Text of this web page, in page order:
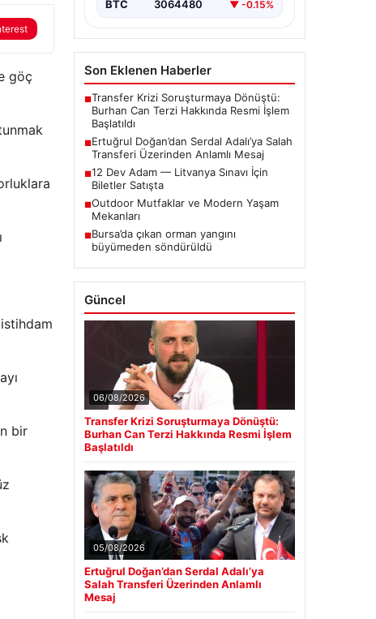
göç
bir
BTC 3064480 ▼ -0.15%
Son Eklenen Haberler
■Transfer Krizi Soruşturmaya Dönüştü:
Burhan Can Terzi Hakkında Resmi İşlem
Başlatıldı
■Ertuğrul Doğan’dan Serdal Adalı’ya Salah
Transferi Üzerinden Anlamlı Mesaj
■12 Dev Adam — Litvanya Sınavı İçin
Biletler Satışta
■Outdoor Mutfaklar ve Modern Yaşam
Mekanları
■Bursa’da çıkan orman yangını
büyümeden söndürüldü
Güncel
06/08/2026
Transfer Krizi Soruşturmaya Dönüştü:
Burhan Can Terzi Hakkında Resmi İşlem
Başlatıldı
05/08/2026
Ertuğrul Doğan’dan Serdal Adalı’ya
Salah Transferi Üzerinden Anlamlı
Mesaj